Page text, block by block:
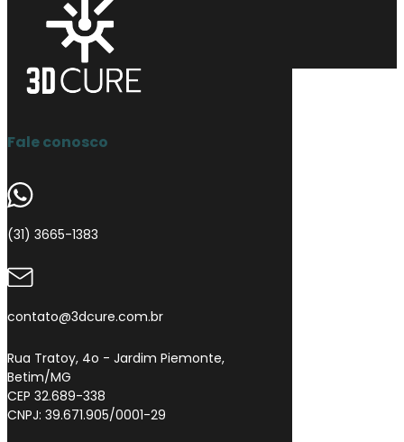
Fale conosco
(31) 3665-1383
contato@3dcure.com.br
Rua Tratoy, 4o - Jardim Piemonte,
Betim/MG
CEP 32.689-338
CNPJ: 39.671.905/0001-29